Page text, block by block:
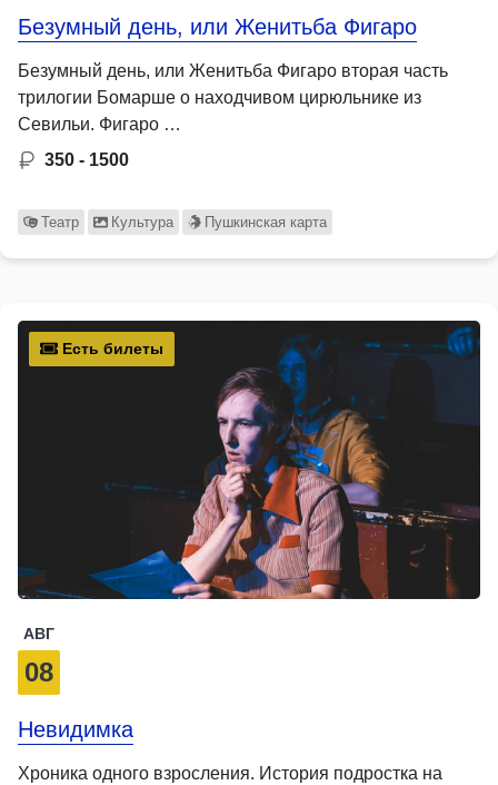
Безумный день, или Женитьба Фигаро
Безумный день, или Женитьба Фигаро вторая часть
трилогии Бомарше о находчивом цирюльнике из
Севильи. Фигаро …
350 - 1500
Театр Культура Пушкинская карта
Есть билеты
АВГ
08
Невидимка
Хроника одного взросления. История подростка на